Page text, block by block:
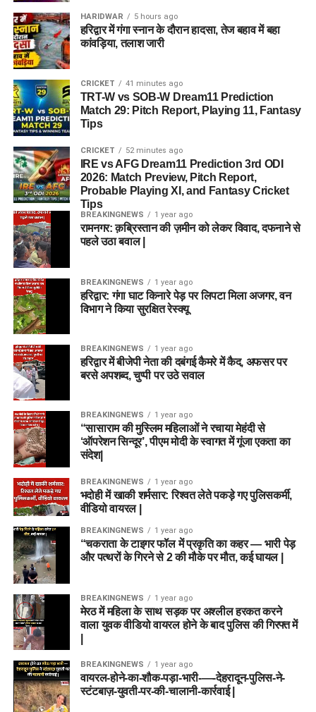
HARIDWAR 5 hours ago
हरिद्वार में गंगा स्नान के दौरान हादसा, तेज बहाव में बहा
कांवड़िया, तलाश जारी
CRICKET 41 minutes ago
TRT-W vs SOB-W Dream11 Prediction
Match 29: Pitch Report, Playing 11, Fantasy
Tips
CRICKET 52 minutes ago
IRE vs AFG Dream11 Prediction 3rd ODI
2026: Match Preview, Pitch Report,
Probable Playing XI, and Fantasy Cricket
Tips
BREAKINGNEWS 1 year ago
रामनगर: क़ब्रिस्तान की ज़मीन को लेकर विवाद, दफनाने से
पहले उठा बवाल |
BREAKINGNEWS 1 year ago
हरिद्वार: गंगा घाट किनारे पेड़ पर लिपटा मिला अजगर, वन
विभाग ने किया सुरक्षित रेस्क्यू
BREAKINGNEWS 1 year ago
हरिद्वार में बीजेपी नेता की दबंगई कैमरे में कैद, अफसर पर
बरसे अपशब्द, चुप्पी पर उठे सवाल
BREAKINGNEWS 1 year ago
“सासाराम की मुस्लिम महिलाओं ने रचाया मेहंदी से
‘ऑपरेशन सिन्दूर’, पीएम मोदी के स्वागत में गूंजा एकता का
संदेश|
BREAKINGNEWS 1 year ago
भदोही में खाकी शर्मसार: रिश्वत लेते पकड़े गए पुलिसकर्मी,
वीडियो वायरल |
BREAKINGNEWS 1 year ago
“चकराता के टाइगर फॉल में प्रकृति का कहर — भारी पेड़
और पत्थरों के गिरने से 2 की मौके पर मौत, कई घायल |
BREAKINGNEWS 1 year ago
मेरठ में महिला के साथ सड़क पर अश्लील हरकत करने
वाला युवक वीडियो वायरल होने के बाद पुलिस की गिरफ्त में
BREAKINGNEWS 1 year ago
वायरल-होने-का-शौक-पड़ा-भारी-—-देहरादून-पुलिस-ने-
स्टंटबाज़-युवती-पर-की-चालानी-कार्रवाई |